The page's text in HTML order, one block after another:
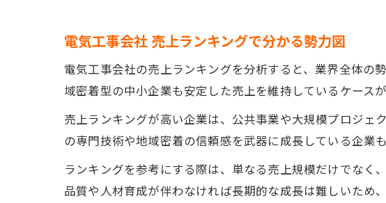
電気工事会社 売上ランキングで分かる勢力図
電気工事会社の売上ランキングを分析すると、業界全体の
域密着型の中小企業も安定した売上を維持しているケースが
売上ランキングが高い企業は、公共事業や大規模プロジェ
の専門技術や地域密着の信頼感を武器に成長している企業も
ランキングを参考にする際は、単なる売上規模だけでなく
品質や人材育成が伴わなければ長期的な成長は難しいため